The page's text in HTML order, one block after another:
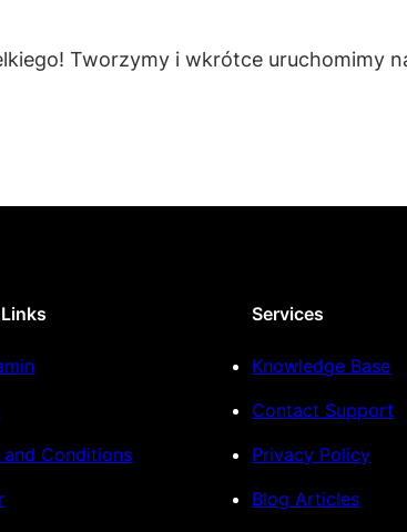
Tworzymy i wkrótce uruchomimy
and Conditions
Services
Knowledge Base
Contact Support
Privacy Policy
Blog Articles